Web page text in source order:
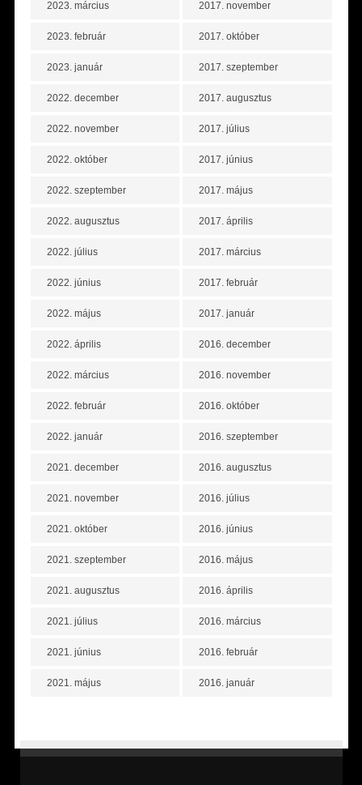
2023. március
2023. február
2023. január
2022. december
2022. november
2022. október
2022. szeptember
2022. augusztus
2022. július
2022. június
2022. május
2022. április
2022. március
2022. február
2022. január
2021. december
2021. november
2021. október
2021. szeptember
2021. augusztus
2021. július
2021. június
2021. május
2017. november
2017. október
2017. szeptember
2017. augusztus
2017. július
2017. június
2017. május
2017. április
2017. március
2017. február
2017. január
2016. december
2016. november
2016. október
2016. szeptember
2016. augusztus
2016. július
2016. június
2016. május
2016. április
2016. március
2016. február
2016. január